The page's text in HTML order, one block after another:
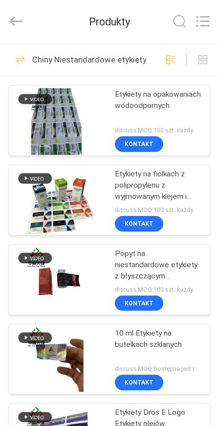
DOM
PRODUKTY
WYCIECZKA
PO
FABRYCE
KONTROLA
JAKOŚCI
SKONTAKTUJ
NAMI
AKTUALNOŚCI
SITEMAP
Reserved.
Szklane etykiety
fiolek
335
etykiety na fiolki
256
10 ml etykiet na
139
Niestandardowe
etykiety fiolek
111
Produkty
Chiny Niestandardowe etykiety fiolek
Etykiety na opakowaniach
wodoodpornych
discuss MOQ:100 szt. każdy
KONTAKT
Etykiety na fiolkach z
polipropylenu z
wyjmowanym klejem i
wykończeniem
laminowanym
discuss MOQ:100 szt. każdy
KONTAKT
Popyt na
niestandardowe etykiety
z błyszczącym
wykończeniem i 100 -
10000 ilości
discuss MOQ:100 szt. każdy
KONTAKT
10 ml Etykiety na
butelkach szklanych
discuss MOQ:Dostępna jest również mała ilość
KONTAKT
Etykiety Dros E Logo
Etykiety olejów